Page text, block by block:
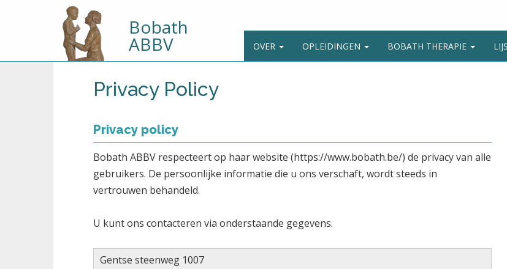
Bobath
ABBV OVER OPLEIDINGEN BOBATH THERAPIE
Privacy Policy
Privacy policy
Bobath ABBV respecteert op haar website (https://www.bobath.be/) de privacy van alle
gebruikers. De persoonlijke informatie die u ons verschaft, wordt steeds in
vertrouwen behandeld.
U kunt ons contacteren via onderstaande gegevens.
Gentse steenweg 1007